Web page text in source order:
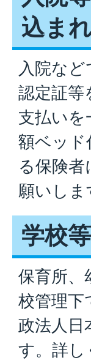
込ま
入院な
認定証等
支払い
額ベッド
る保険
願いしま
学校
保育所、
校管理下
政法人日
す。詳し